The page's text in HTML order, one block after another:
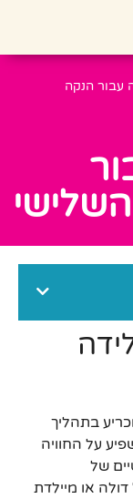
עבור הנקה
בתהליך
על החוויה
של
או מיילדת